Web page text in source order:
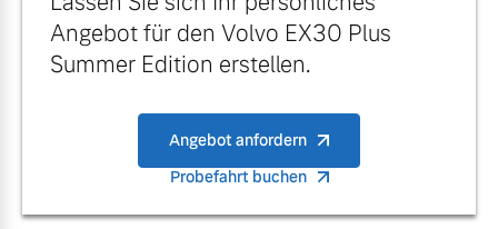
Mehr erfahren
Finanzierung & Leasing
Versicherung
Angebot für den Volvo EX30 Plus
Summer Edition erstellen.
Angebot anfordern
Probefahrt buchen